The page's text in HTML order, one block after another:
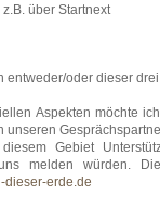
über Startnext
entweder/oder dieser
Aspekten möchte
unseren
Gebiet
melden würden.
dieser-erde.de